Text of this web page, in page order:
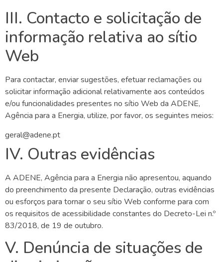
III. Contacto e solicitação de
informação relativa ao sítio
Web
Para contactar, enviar sugestões, efetuar reclamações ou
solicitar informação adicional relativamente aos conteúdos
e/ou funcionalidades presentes no sítio Web da ADENE,
Agência para a Energia, utilize, por favor, os seguintes meios:
geral@adene.pt
IV. Outras evidências
A ADENE, Agência para a Energia não apresentou, aquando
do preenchimento da presente Declaração, outras evidências
ou esforços para tornar o seu sítio Web conforme para com
os requisitos de acessibilidade constantes do Decreto-Lei n.º
83/2018, de 19 de outubro.
V. Denúncia de situações de